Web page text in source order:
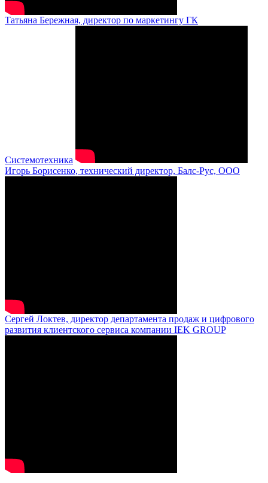
Татьяна Бережная, директор по маркетингу ГК
Системотехника
Игорь Борисенко, технический директор, Балс-Рус, ООО
Сергей Локтев, директор департамента продаж и цифрового
развития клиентского сервиса компании IEK GROUP